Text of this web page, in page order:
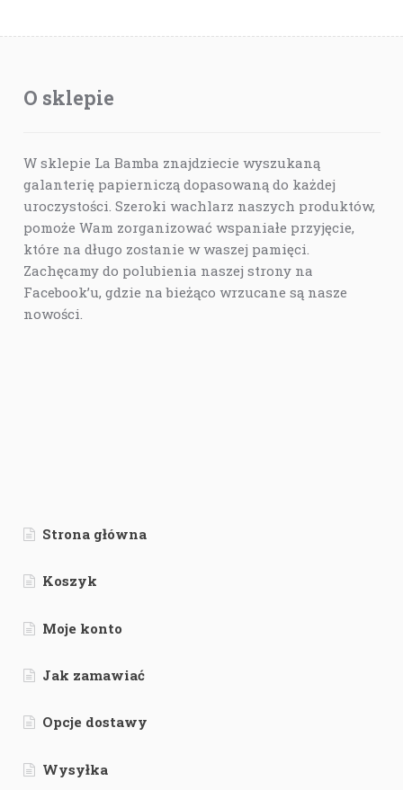
O sklepie
W sklepie La Bamba znajdziecie wyszukaną
galanterię papierniczą dopasowaną do każdej
uroczystości. Szeroki wachlarz naszych produktów,
pomoże Wam zorganizować wspaniałe przyjęcie,
które na długo zostanie w waszej pamięci.
Zachęcamy do polubienia naszej strony na
Facebook’u, gdzie na bieżąco wrzucane są nasze
nowości.
Strona główna
Koszyk
Moje konto
Jak zamawiać
Opcje dostawy
Wysyłka